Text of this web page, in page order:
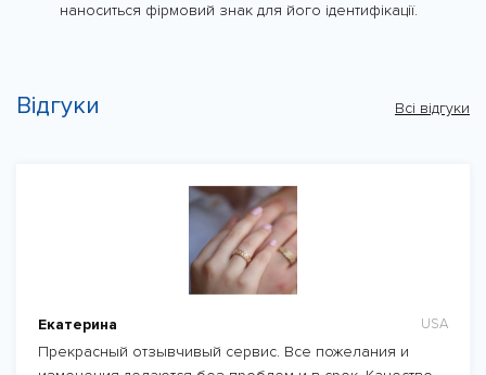
наноситься фірмовий знак для його ідентифікації.
Відгуки Всі відгуки
Екатерина USA
Прекрасный отзывчивый сервис. Все пожелания и